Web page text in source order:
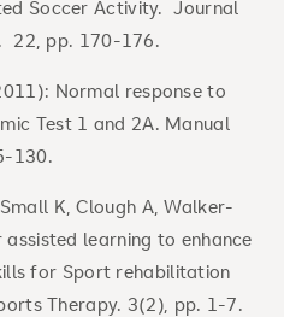
Soccer Activity. Journal
22, pp. 170-176.
Normal response to
Test 1 and 2A. Manual
130.
K, Clough A, Walker-
learning to enhance
for Sport rehabilitation
Therapy. 3(2), pp. 1-7.